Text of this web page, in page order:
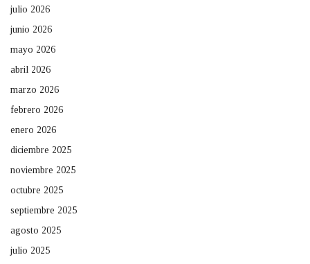
julio 2026
junio 2026
mayo 2026
abril 2026
marzo 2026
febrero 2026
enero 2026
diciembre 2025
noviembre 2025
octubre 2025
septiembre 2025
agosto 2025
julio 2025